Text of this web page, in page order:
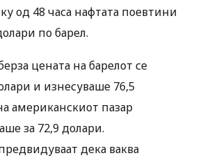
од 48 часа нафтата поевтини
по барел.
цената на барелот се
и изнесуваше 76,5
американскиот пазар
за 72,9 долари.
дека ваква